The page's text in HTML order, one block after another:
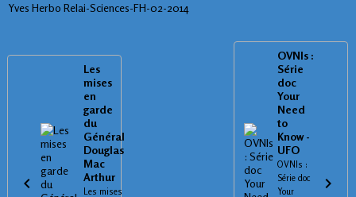
Yves Herbo Relai-Sciences-FH-02-2014
Les
mises
en
garde
du
Général
Douglas
Mac
Arthur
Les mises
OVNIs :
Série
doc
Your
Need
to
Know -
UFO
OVNIs :
Série doc
Your